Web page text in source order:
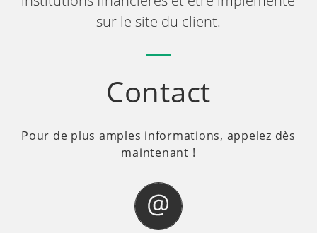
sur le site du client.
Contact
Pour de plus amples informations, appelez dès
maintenant !